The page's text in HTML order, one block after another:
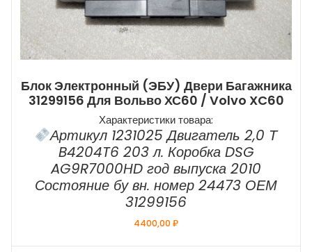
Блок Электронный (ЭБУ) Двери Багажника
31299156 Для Вольво ХС60 / Volvo XC60
Характеристики товара:
Артикул 1231025 Двигатель 2,0 Т
B4204T6 203 л. Коробка DSG
AG9R7000HD год выпуска 2010
Состояние бу вн. номер 24473 ОЕМ
31299156
4400,00₽